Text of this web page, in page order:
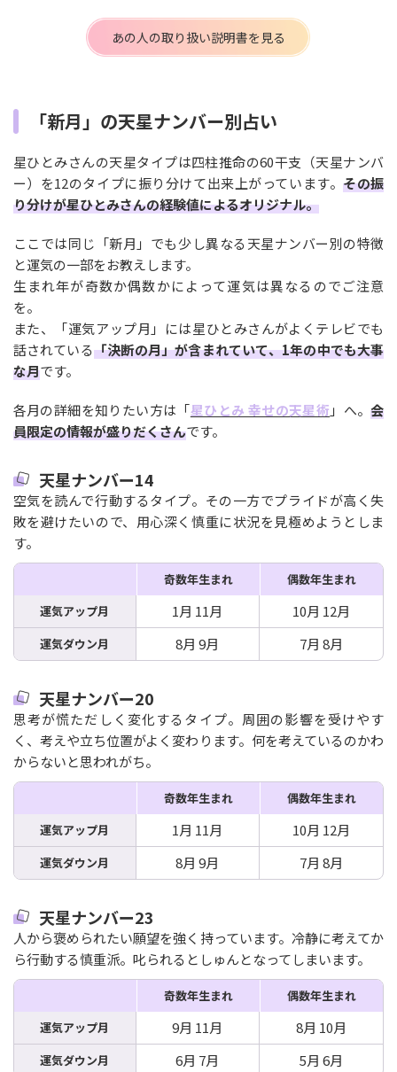
あの人の取り扱い説明書を見る
「新月」の天星ナンバー別占い
星ひとみさんの天星タイプは四柱推命の60干支（天星ナンバ
ー）を12のタイプに振り分けて出来上がっています。その振
り分けが星ひとみさんの経験値によるオリジナル。
ここでは同じ「新月」でも少し異なる天星ナンバー別の特徴
と運気の一部をお教えします。
生まれ年が奇数か偶数かによって運気は異なるのでご注意
を。
また、「運気アップ月」には星ひとみさんがよくテレビでも
話されている「決断の月」が含まれていて、1年の中でも大事
な月です。
各月の詳細を知りたい方は「星ひとみ 幸せの天星術 」へ。会
員限定の情報が盛りだくさんです。
天星ナンバー14
空気を読んで行動するタイプ。その一方でプライドが高く失
敗を避けたいので、用心深く慎重に状況を見極めようとしま
す。
奇数年生まれ
偶数年生まれ
運気アップ月
1月 11月 10月 12月
運気ダウン月 8月 9月 7月 8月
天星ナンバー20
思考が慌ただしく変化するタイプ。周囲の影響を受けやす
く、考えや立ち位置がよく変わります。何を考えているのかわ
からないと思われがち。
奇数年生まれ
偶数年生まれ
運気アップ月
1月 11月 10月 12月
運気ダウン月 8月 9月 7月 8月
天星ナンバー23
人から褒められたい願望を強く持っています。冷静に考えてか
ら行動する慎重派。叱られるとしゅんとなってしまいます。
奇数年生まれ
偶数年生まれ
運気アップ月
9月 11月 8月 10月
運気ダウン月 6月 7月 5月 6月